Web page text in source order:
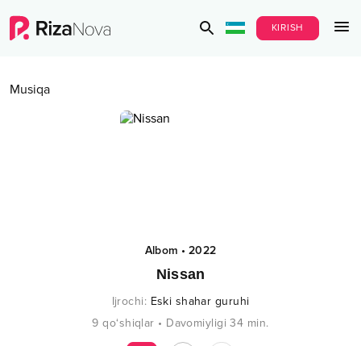
KIRISH
Musiqa
Albom •2022
Nissan
Ijrochi: Eski shahar guruhi
9 qo‘shiqlar • Davomiyligi 34 min.